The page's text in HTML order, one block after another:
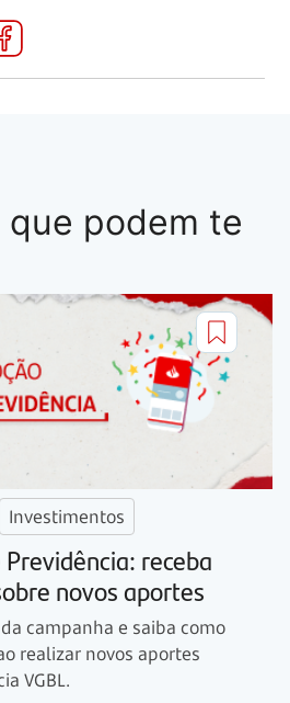
podem te
Investimentos
receba
novos aportes
campanha e saiba como
realizar novos aportes
VGBL.